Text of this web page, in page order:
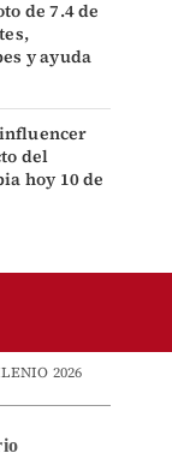
de 7.4 de
y ayuda
del
hoy 10 de
2026